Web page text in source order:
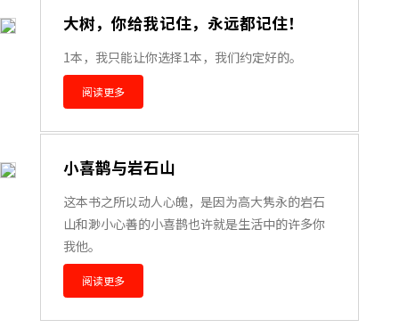
大树，你给我记住，永远都记住！
1本，我只能让你选择1本，我们约定好的。
阅读更多
小喜鹊与岩石山
这本书之所以动人心魄，是因为高大隽永的岩石
山和渺小心善的小喜鹊也许就是生活中的许多你
我他。
阅读更多